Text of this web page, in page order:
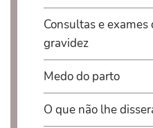
Consultas e
gravidez
Medo do parto
O que não lhe